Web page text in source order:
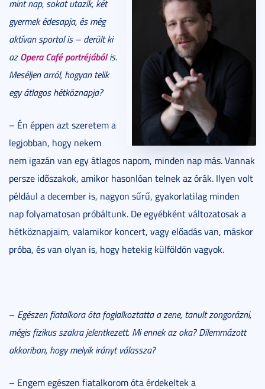
mint nap, sokat utazik, két
gyermek édesapja, és még
aktívan sportol is – derült ki
azOpera Café portréjábólis.
Meséljen arról, hogyan telik
egy átlagos hétköznapja?
– Én éppen azt szeretem a
legjobban, hogy nekem
nem igazán van egy átlagos napom, minden nap más. Vannak
persze időszakok, amikor hasonlóan telnek az órák. Ilyen volt
például a december is, nagyon sűrű, gyakorlatilag minden
nap folyamatosan próbáltunk. De egyébként változatosak a
hétköznapjaim, valamikor koncert, vagy előadás van, máskor
próba, és van olyan is, hogy hetekig külföldön vagyok.
– Egészen fiatalkora óta foglalkoztatta a zene, tanult zongorázni,
mégis fizikus szakra jelentkezett. Mi ennek az oka? Dilemmázott
akkoriban, hogy melyik irányt válassza?
– Engem egészen fiatalkorom óta érdekeltek a